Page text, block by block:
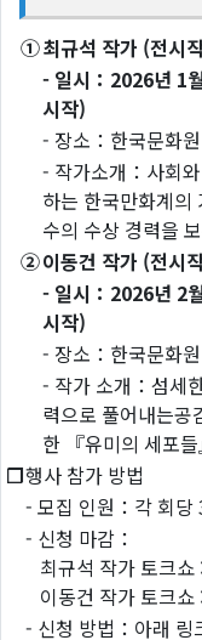
①최규석 작가 (전시
- 일시：2026년 1
시작)
- 장소：한국문화
- 작가소개：사회
하는 한국만화계
수의 수상 경력을
②이동건 작가 (전시
- 일시：2026년 2
시작)
- 장소：한국문화
- 작가 소개：섬세
력으로 풀어내는공
한 『유미의 세포
❐행사 참가 방법
- 모집 인원：각 회당
- 신청 마감：
최규석 작가 토크
이동건 작가 토크
- 신청 방법：아래 링